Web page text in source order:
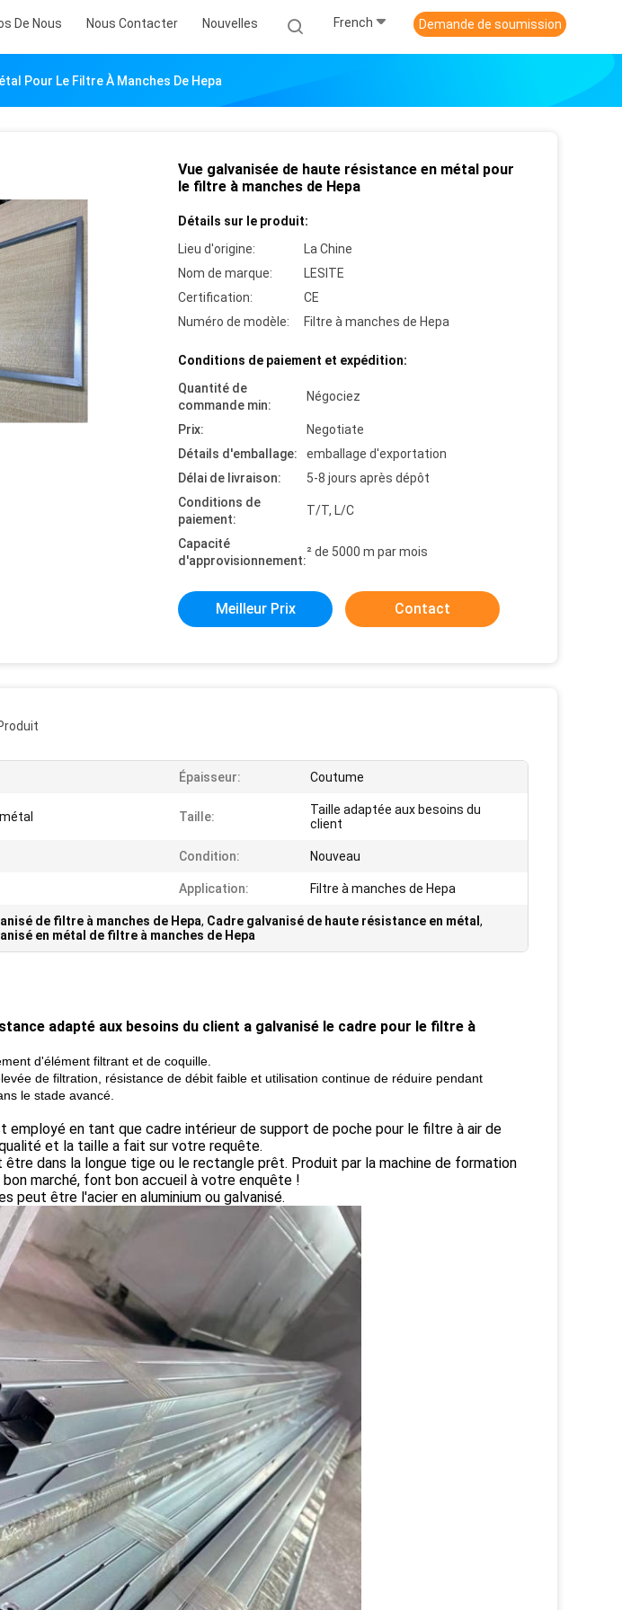
De Nous Nous Contacter Nouvelles French Demande de soumission
Pour Le Filtre À Manches De Hepa
Vue galvanisée de haute résistance en métal pour
le filtre à manches de Hepa
Détails sur le produit:
Lieu d'origine:
La Chine
Nom de marque:
LESITE
Certification:
CE
Numéro de modèle:
Filtre à manches de Hepa
Conditions de paiement et expédition:
Quantité de
commande min:
Négociez
Prix:
Negotiate
Détails d'emballage:
emballage d'exportation
Délai de livraison:
5-8 jours après dépôt
Conditions de
paiement:
T/T, L/C
Capacité
d'approvisionnement:
² de 5000 m par mois
Meilleur Prix Contact
Épaisseur: Coutume
Taille:
Taille adaptée aux besoins du
client
Condition: Nouveau
Application: Filtre à manches de Hepa
de filtre à manches de Hepa, Cadre galvanisé de haute résistance en métal ,
en métal de filtre à manches de Hepa
adapté aux besoins du client a galvanisé le cadre pour le filtre à
d'élément filtrant et de coquille.
de filtration, résistance de débit faible et utilisation continue de réduire pendant
le stade avancé.
employé en tant que cadre intérieur de support de poche pour le filtre à air de
et la taille a fait sur votre requête.
dans la longue tige ou le rectangle prêt. Produit par la machine de formation
marché, font bon accueil à votre enquête !
peut être l'acier en aluminium ou galvanisé.